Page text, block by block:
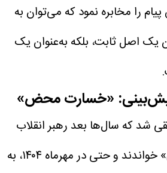
را مخابره نمود که می‌توان به
یک اصل ثابت، بلکه به‌عنوان یک
«خسارت محض»
شد که سال‌ها بعد رهبر انقلاب
آن را «خسارت محض» خواندند و حتی در مهرماه ۱۴۰۴، به